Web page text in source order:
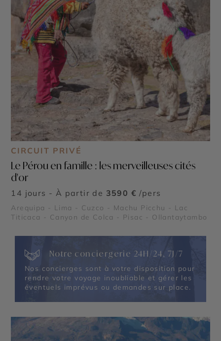
CIRCUIT PRIVÉ
Le Pérou en famille : les merveilleuses cités
d'or
14 jours - À partir de 3590 € /pers
Arequipa - Lima - Cuzco - Machu Picchu - Lac
Titicaca - Canyon de Colca - Pisac - Ollantaytambo
Notre conciergerie 24H/24, 7J/7
Nos concierges sont à votre disposition pour
rendre votre voyage inoubliable et gérer les
éventuels imprévus ou demandes sur place.